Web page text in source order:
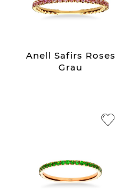
Anell Safirs Roses
Grau